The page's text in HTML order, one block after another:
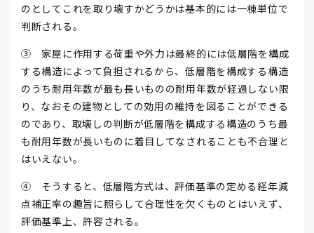
のとしてこれを取り壊すかどうかは基本的には一棟単位で
判断される。
③ 家屋に作用する荷重や外力は最終的には低層階を構成
する構造によって負担されるから、低層階を構成する構造
のうち耐用年数が最も長いものの耐用年数が経過しない限
り、なおその建物としての効用の維持を図ることができる
のであり、取壊しの判断が低層階を構成する構造のうち最
も耐用年数が長いものに着目してなされることも不合理と
はいえない。
④ そうすると、低層階方式は、評価基準の定める経年減
点補正率の趣旨に照らして合理性を欠くものとはいえず、
評価基準上、許容される。